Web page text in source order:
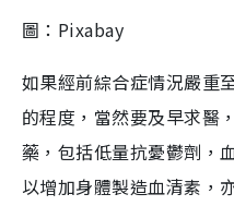
圖：Pixabay
如果經前綜合症情況嚴重
的程度，當然要及早求醫
藥，包括低量抗憂鬱劑，
以增加身體製造血清素，